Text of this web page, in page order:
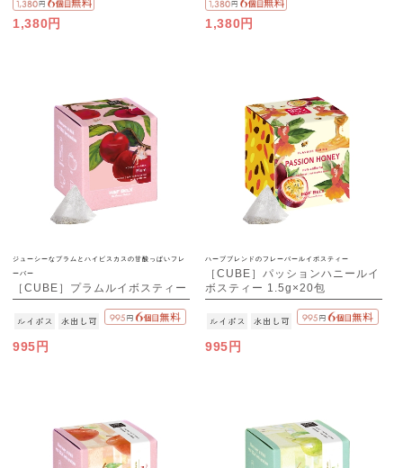
1,380円 1,380円
ジューシーなプラムとハイビスカスの甘酸っぱいフレ
ーバー
［CUBE］プラムルイボスティー
1.5g×20包
995円
ハーブブレンドのフレーバールイボスティー
［CUBE］パッションハニールイ
ボスティー 1.5g×20包
995円